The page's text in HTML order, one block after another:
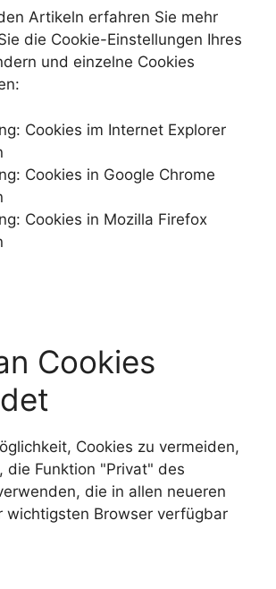
Artikeln erfahren Sie mehr
die Cookie-Einstellungen Ihres
und einzelne Cookies
Cookies im Internet Explorer
Cookies in Google Chrome
Cookies in Mozilla Firefox
Cookies
Cookies zu vermeiden,
die Funktion "Privat" des
die in allen neueren
wichtigsten Browser verfügbar